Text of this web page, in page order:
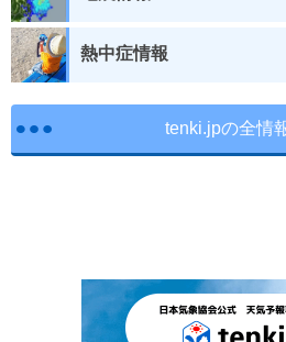
熱中症情報
tenki.jpの全情